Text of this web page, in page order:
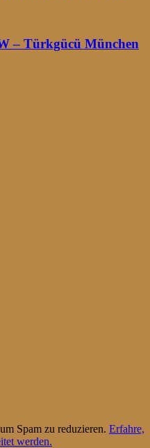
– Türkgücü München
Spam zu reduzieren. Erfahre,
werden.